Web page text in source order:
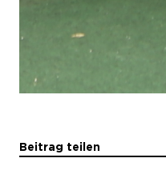
Beitrag teilen